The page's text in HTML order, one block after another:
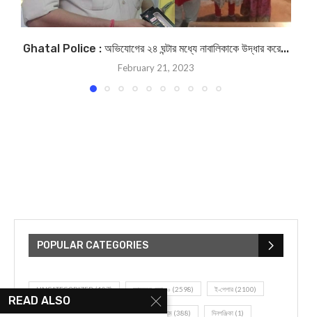
Ghatal Police : অভিযোগের ২৪ ঘন্টার মধ্যে নাবালিকাকে উদ্ধার করে...
February 21, 2023
POPULAR CATEGORIES
UNCATEGORIZED(107) আজকের সেরা ১০ (2598) ই-পেপার (2100)
খেলাধূলো(5) জেলার খবর(602) ঝাড়গ্রাম (388) দিনপঞ্জিকা (1)
READ ALSO